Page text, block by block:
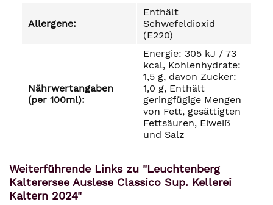
Allergene:
Enthält
Schwefeldioxid
(E220)
Nährwertangaben
(per 100ml):
Energie: 305 kJ / 73
kcal, Kohlenhydrate:
1,5 g, davon Zucker:
1,0 g, Enthält
geringfügige Mengen
von Fett, gesättigten
Fettsäuren, Eiweiß
und Salz
Weiterführende Links zu "Leuchtenberg
Kalterersee Auslese Classico Sup. Kellerei
Kaltern 2024"